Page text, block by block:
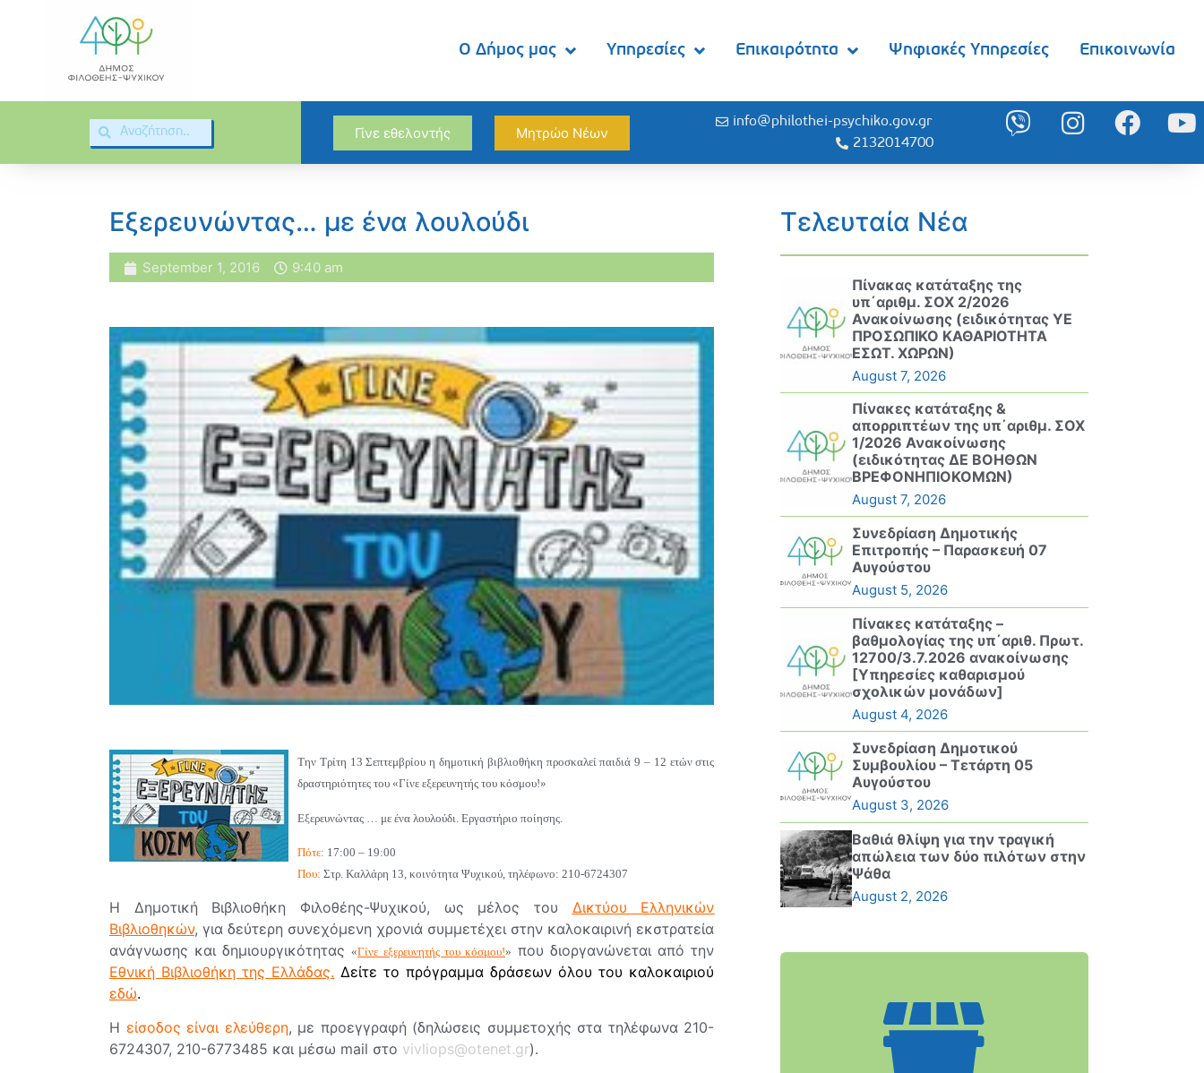
Ο Δήμος μας Υπηρεσίες Επικαιρότητα Ψηφιακές Υπηρεσίες Επικοινωνία
Γίνε εθελοντής Μητρώο Νέων
info@philothei-psychiko.gov.gr
2132014700
Εξερευνώντας… με ένα λουλούδι
September 1, 2016 9:40 am
Την Τρίτη 13 Σεπτεμβρίου η δημοτική βιβλιοθήκη προσκαλεί παιδιά 9 – 12 ετών στις
δραστηριότητες του «Γίνε εξερευνητής του κόσμου!»
Εξερευνώντας … με ένα λουλούδι. Εργαστήριο ποίησης.
Πότε: 17:00 – 19:00
Που: Στρ. Καλλάρη 13, κοινότητα Ψυχικού, τηλέφωνο: 210-6724307
Η Δημοτική Βιβλιοθήκη Φιλοθέης-Ψυχικού, ως μέλος του Δικτύου Ελληνικών
Βιβλιοθηκών, για δεύτερη συνεχόμενη χρονιά συμμετέχει στην καλοκαιρινή εκστρατεία
ανάγνωσης και δημιουργικότητας«Γίνε εξερευνητής του κόσμου!» που διοργανώνεται από την
Εθνική Βιβλιοθήκη της Ελλάδας. Δείτε το πρόγραμμα δράσεων όλου του καλοκαιριού
εδώ.
Η είσοδος είναι ελεύθερη, με προεγγραφή (δηλώσεις συμμετοχής στα τηλέφωνα 210-
6724307, 210-6773485 και μέσω mail στο vivliops@otenet.gr).
Τελευταία Νέα
Πίνακας κατάταξης της
υπ΄αριθμ. ΣΟΧ 2/2026
Ανακοίνωσης (ειδικότητας ΥΕ
ΠΡΟΣΩΠΙΚΟ ΚΑΘΑΡΙΟΤΗΤΑ
ΕΣΩΤ. ΧΩΡΩΝ)
August 7, 2026
Πίνακες κατάταξης &
απορριπτέων της υπ΄αριθμ. ΣΟΧ
1/2026 Ανακοίνωσης
(ειδικότητας ΔΕ ΒΟΗΘΩΝ
ΒΡΕΦΟΝΗΠΙΟΚΟΜΩΝ)
August 7, 2026
Συνεδρίαση Δημοτικής
Επιτροπής – Παρασκευή 07
Αυγούστου
August 5, 2026
Πίνακες κατάταξης –
βαθμολογίας της υπ΄αριθ. Πρωτ.
12700/3.7.2026 ανακοίνωσης
[Υπηρεσίες καθαρισμού
σχολικών μονάδων]
August 4, 2026
Συνεδρίαση Δημοτικού
Συμβουλίου – Τετάρτη 05
Αυγούστου
August 3, 2026
Βαθιά θλίψη για την τραγική
απώλεια των δύο πιλότων στην
Ψάθα
August 2, 2026